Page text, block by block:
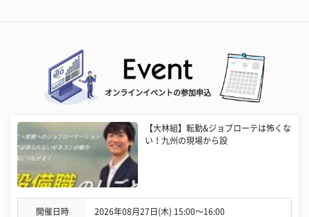
オンラインイベントの参加申込
【大林組】転勤&ジョブローテは怖くな
い！九州の現場から設
開催日時 2026年08月27日(木) 15:00〜16:00